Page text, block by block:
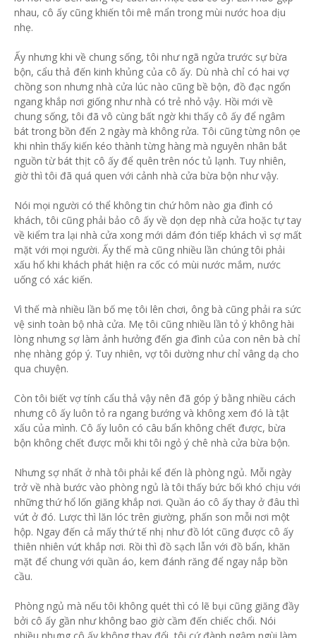
nhau, cô ấy cũng khiến tôi mê mẩn trong mùi nước hoa dịu
nhẹ.
Ấy nhưng khi về chung sống, tôi như ngã ngửa trước sự bừa
bộn, cẩu thả đến kinh khủng của cô ấy. Dù nhà chỉ có hai vợ
chồng son nhưng nhà cửa lúc nào cũng bề bộn, đồ đạc ngổn
ngang khắp nơi giống như nhà có trẻ nhỏ vậy. Hồi mới về
chung sống, tôi đã vô cùng bất ngờ khi thấy cô ấy để ngâm
bát trong bồn đến 2 ngày mà không rửa. Tôi cũng từng nôn ọe
khi nhìn thấy kiến kéo thành từng hàng mà nguyên nhân bắt
nguồn từ bát thịt cô ấy để quên trên nóc tủ lạnh. Tuy nhiên,
giờ thì tôi đã quá quen với cảnh nhà cửa bừa bộn như vậy.
Nói mọi người có thể không tin chứ hôm nào gia đình có
khách, tôi cũng phải bảo cô ấy về dọn dẹp nhà cửa hoặc tự tay
về kiểm tra lại nhà cửa xong mới dám đón tiếp khách vì sợ mất
mặt với mọi người. Ấy thế mà cũng nhiều lần chúng tôi phải
xấu hổ khi khách phát hiện ra cốc có mùi nước mắm, nước
uống có xác kiến.
Vì thế mà nhiều lần bố mẹ tôi lên chơi, ông bà cũng phải ra sức
vệ sinh toàn bộ nhà cửa. Mẹ tôi cũng nhiều lần tỏ ý không hài
lòng nhưng sợ làm ảnh hưởng đến gia đình của con nên bà chỉ
nhẹ nhàng góp ý. Tuy nhiên, vợ tôi dường như chỉ vâng dạ cho
qua chuyện.
Còn tôi biết vợ tính cẩu thả vậy nên đã góp ý bằng nhiều cách
nhưng cô ấy luôn tỏ ra ngang bướng và không xem đó là tật
xấu của mình. Cô ấy luôn có câu bẩn không chết được, bừa
bộn không chết được mỗi khi tôi ngỏ ý chê nhà cửa bừa bộn.
Nhưng sợ nhất ở nhà tôi phải kể đến là phòng ngủ. Mỗi ngày
trở về nhà bước vào phòng ngủ là tôi thấy bức bối khó chịu với
những thứ hổ lốn giăng khắp nơi. Quần áo cô ấy thay ở đâu thì
vứt ở đó. Lược thì lăn lóc trên giường, phấn son mỗi nơi một
hộp. Ngay đến cả mấy thứ tế nhị như đồ lót cũng được cô ấy
thiên nhiên vứt khắp nơi. Rồi thì đồ sạch lẫn với đồ bẩn, khăn
mặt để chung với quần áo, kem đánh răng để ngay nắp bồn
cầu.
Phòng ngủ mà nếu tôi không quét thì có lẽ bụi cũng giăng đầy
bởi cô ấy gần như không bao giờ cầm đến chiếc chổi. Nói